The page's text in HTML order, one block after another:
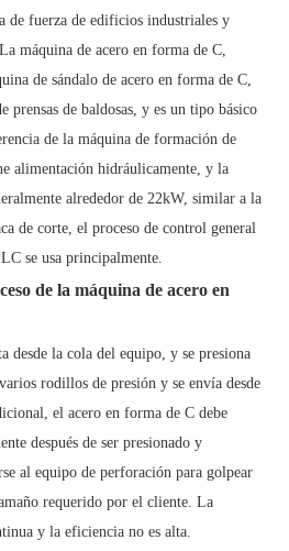
de fuerza de edificios industriales y
máquina de acero en forma de C,
de sándalo de acero en forma de C,
prensas de baldosas, y es un tipo básico
de la máquina de formación de
alimentación hidráulicamente, y la
alrededor de 22kW, similar a la
de corte, el proceso de control general
se usa principalmente.
de la máquina de acero en
desde la cola del equipo, y se presiona
rodillos de presión y se envía desde
el acero en forma de C debe
después de ser presionado y
al equipo de perforación para golpear
requerido por el cliente. La
y la eficiencia no es alta.